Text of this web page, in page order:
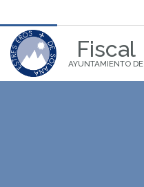
Fiscal
AYUNTAMIENTO DE